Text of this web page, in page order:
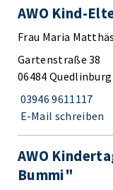
AWO Kind-
Frau Maria Matthäs
Gartenstraße 38
06484 Quedlinburg
03946 9611117
E-Mail schreiben
AWO
Bummi"